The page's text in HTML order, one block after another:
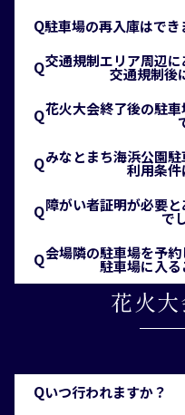
近年のケースでは、
なります。
Q駐車場の再入庫はでき
当日受付駐車場は入出
す。
中央埠頭については
Q交通規制エリア周辺に
交通規制後
みなとまち海浜公園
中浜埠頭、東埠頭、
です。
Q花火大会終了後の駐
大変、混雑します。
時間かかった場合もあ
Qみなとまち海浜公園
利用条件
公的証明書（各都道
で、歩行が困難な方が
Q障がい者証明が必要
で
各都道府県知事、指
交付している身体障害
Q会場隣の駐車場を予
駐車場に入
A
できません。花火
Qいつ行われますか？